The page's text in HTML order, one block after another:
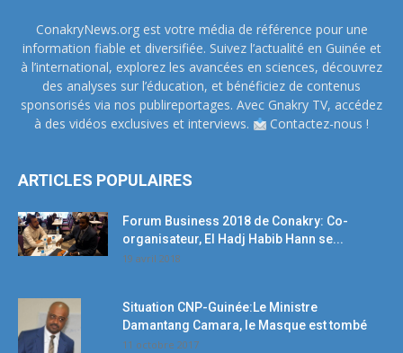
ConakryNews.org est votre média de référence pour une
information fiable et diversifiée. Suivez l’actualité en Guinée et
à l’international, explorez les avancées en sciences, découvrez
des analyses sur l’éducation, et bénéficiez de contenus
sponsorisés via nos publireportages. Avec Gnakry TV, accédez
à des vidéos exclusives et interviews.
Contactez-nous !
ARTICLES POPULAIRES
Forum Business 2018 de Conakry: Co-
organisateur, El Hadj Habib Hann se...
19 avril 2018
Situation CNP-Guinée:Le Ministre
Damantang Camara, le Masque est tombé
11 octobre 2017